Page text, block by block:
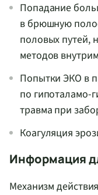
Попадание
в брюшную
половых путей,
методов
Попытки ЭКО в
по гипоталамо-
травма при
Коагуляция
Информация
Механизм